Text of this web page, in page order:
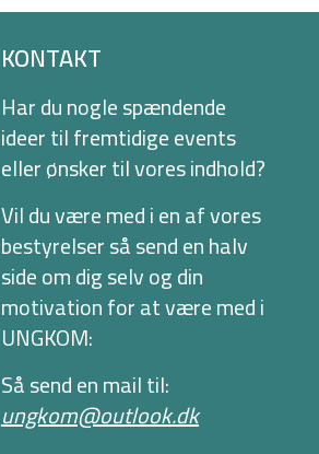
KONTAKT
Har du nogle spændende
ideer til fremtidige events
eller ønsker til vores indhold?
Vil du være med i en af vores
bestyrelser så send en halv
side om dig selv og din
motivation for at være med i
UNGKOM:
Så send en mail til:
ungkom@outlook.dk